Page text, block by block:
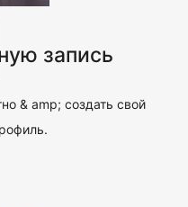
запись
& amp; создать свой